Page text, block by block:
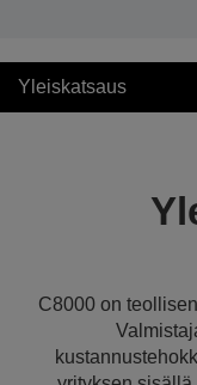
Yleiskatsaus
C8000 on